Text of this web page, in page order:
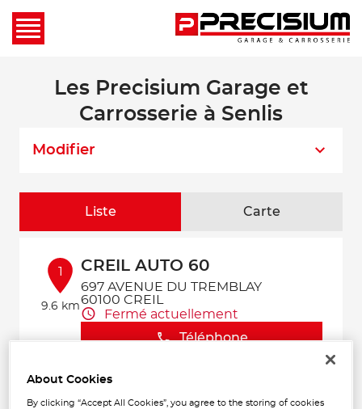
Les Precisium Garage et
Carrosserie à Senlis
Modifier
Liste Carte
1
9.6 km
CREIL AUTO 60
697 AVENUE DU TREMBLAY
60100 CREIL
Fermé actuellement
Téléphone
About Cookies
By clicking “Accept All Cookies”, you agree to the storing of cookies